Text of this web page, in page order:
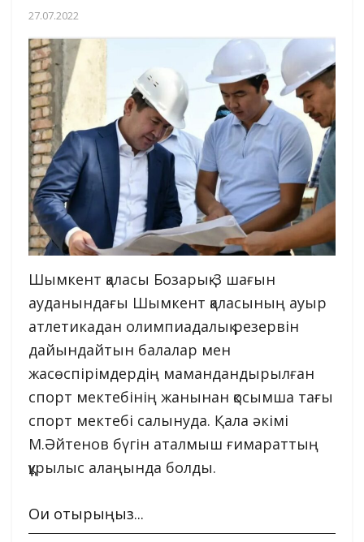
27.07.2022
Шымкент қаласы Бозарық-3 шағын
ауданындағы Шымкент қаласының ауыр
атлетикадан олимпиадалық резервін
дайындайтын балалар мен
жасөспірімдердің мамандандырылған
спорт мектебінің жанынан қосымша тағы
спорт мектебі салынуда. Қала әкімі
М.Әйтенов бүгін аталмыш ғимараттың
құрылыс алаңында болды.
Оқи отырыңыз...